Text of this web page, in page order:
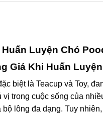
Huấn Luyện Chó
Giá Khi Huấn
biệt là Teacup và Toy,
vị trong cuộc sống của
bộ lông đa dạng. Tuy